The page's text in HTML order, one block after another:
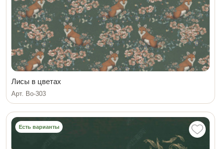
Лисы в цветах
Арт. Bo-303
Есть варианты